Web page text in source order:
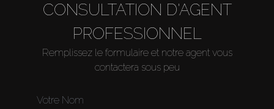
CONSULTATION D'AGENT
PROFESSIONNEL
Remplissez le formulaire et notre agent vous
contactera sous peu